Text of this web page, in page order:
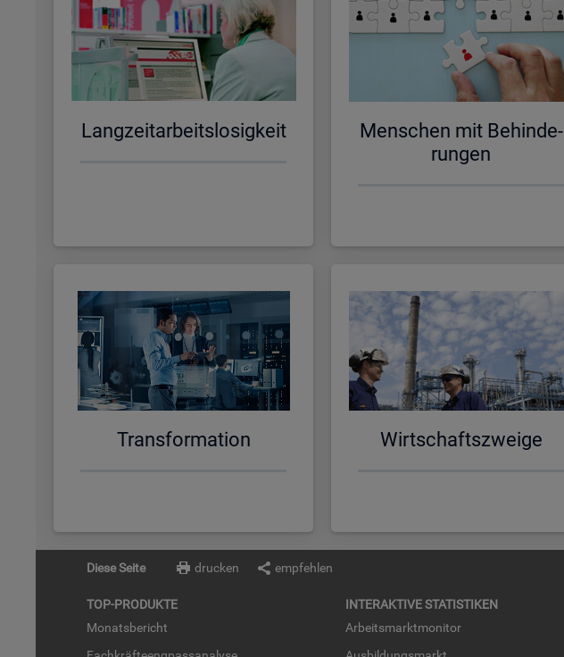
Lang­zeit­ar­beits­lo­sig­keit
Men­schen mit Be­hin­de­
run­gen
Trans­for­ma­ti­on Wirt­schafts­zwei­ge
Diese Seite drucken empfehlen
TOP-PRO­DUK­TE
Mo­nats­be­richt
IN­TER­AK­TI­VE STA­TIS­TI­KEN
Ar­beits­markt­mo­ni­tor